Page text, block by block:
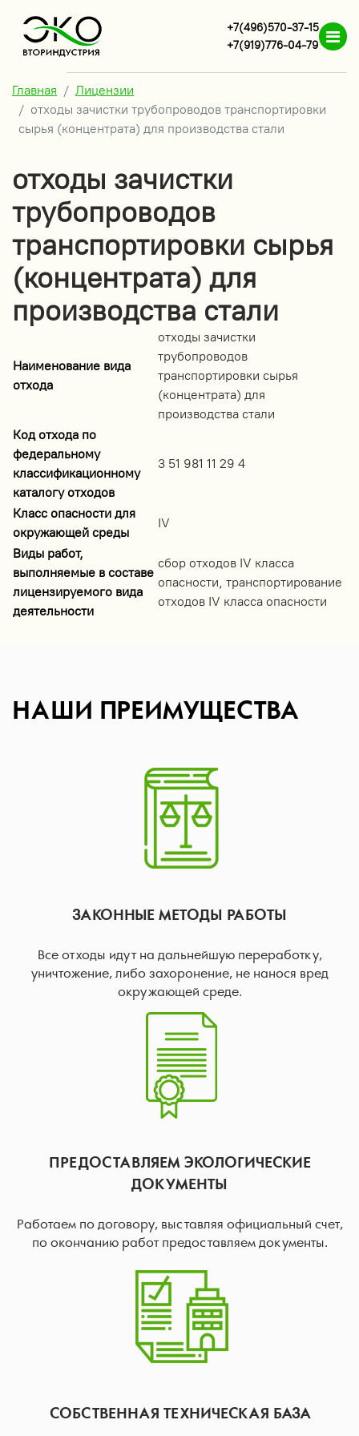
+7(496)570-37-15
+7(919)776-04-79
Главная
Лицензии
отходы зачистки трубопроводов транспортировки
сырья (концентрата) для производства стали
отходы зачистки
трубопроводов
транспортировки сырья
(концентрата) для
производства стали
Наименование вида
отхода
отходы зачистки
трубопроводов
транспортировки сырья
(концентрата) для
производства стали
Код отхода по
федеральному
классификационному
каталогу отходов
3 51 981 11 29 4
Класс опасности для
окружающей среды
IV
Виды работ,
выполняемые в составе
лицензируемого вида
деятельности
сбор отходов IV класса
опасности, транспортирование
отходов IV класса опасности
НАШИ ПРЕИМУЩЕСТВА
ЗАКОННЫЕ МЕТОДЫ РАБОТЫ
Все отходы идут на дальнейшую переработку,
уничтожение, либо захоронение, не нанося вред
окружающей среде.
ПРЕДОСТАВЛЯЕМ ЭКОЛОГИЧЕСКИЕ
ДОКУМЕНТЫ
Работаем по договору, выставляя официальный счет,
по окончанию работ предоставляем документы.
СОБСТВЕННАЯ ТЕХНИЧЕСКАЯ БАЗА